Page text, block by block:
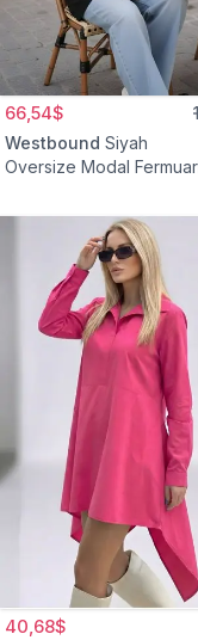
66,54$
Westbound Siyah
Oversize Modal
40,68$